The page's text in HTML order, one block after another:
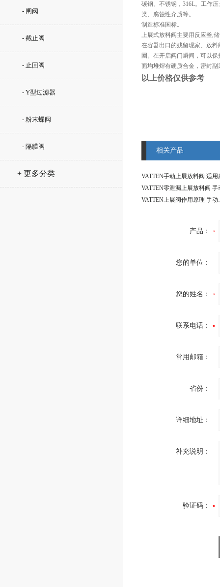
- 闸阀
- 截止阀
- 止回阀
- Y型过滤器
- 粉末蝶阀
- 隔膜阀
+ 更多分类
碳钢、不锈钢，316L。工作
类、腐蚀性介质等。
制造标准国标。
上展式放料阀主要用反应釜,
在容器出口的残留现家、放
圈。在开启阀门瞬间，可以
面均堆焊有硬质合金，密封
以上价格仅供参考
相关产品
产品：
您的单位：
您的姓名：
联系电话：
常用邮箱：
省份：
详细地址：
补充说明：
验证码：